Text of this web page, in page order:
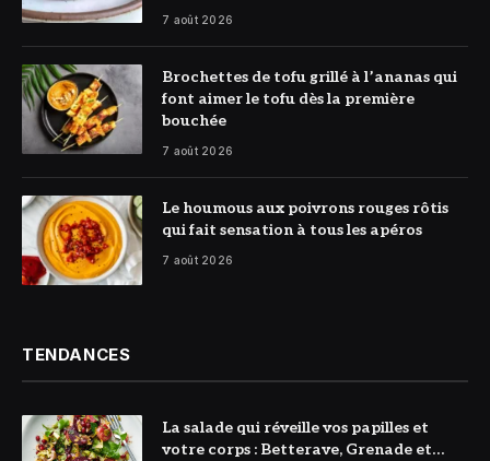
7 août 2026
© DR
Brochettes de tofu grillé à l’ananas qui
font aimer le tofu dès la première
bouchée
7 août 2026
© DR
Le houmous aux poivrons rouges rôtis
qui fait sensation à tous les apéros
7 août 2026
TENDANCES
La salade qui réveille vos papilles et
votre corps : Betterave, Grenade et